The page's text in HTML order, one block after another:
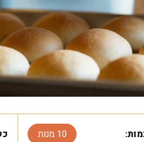
10 מנות